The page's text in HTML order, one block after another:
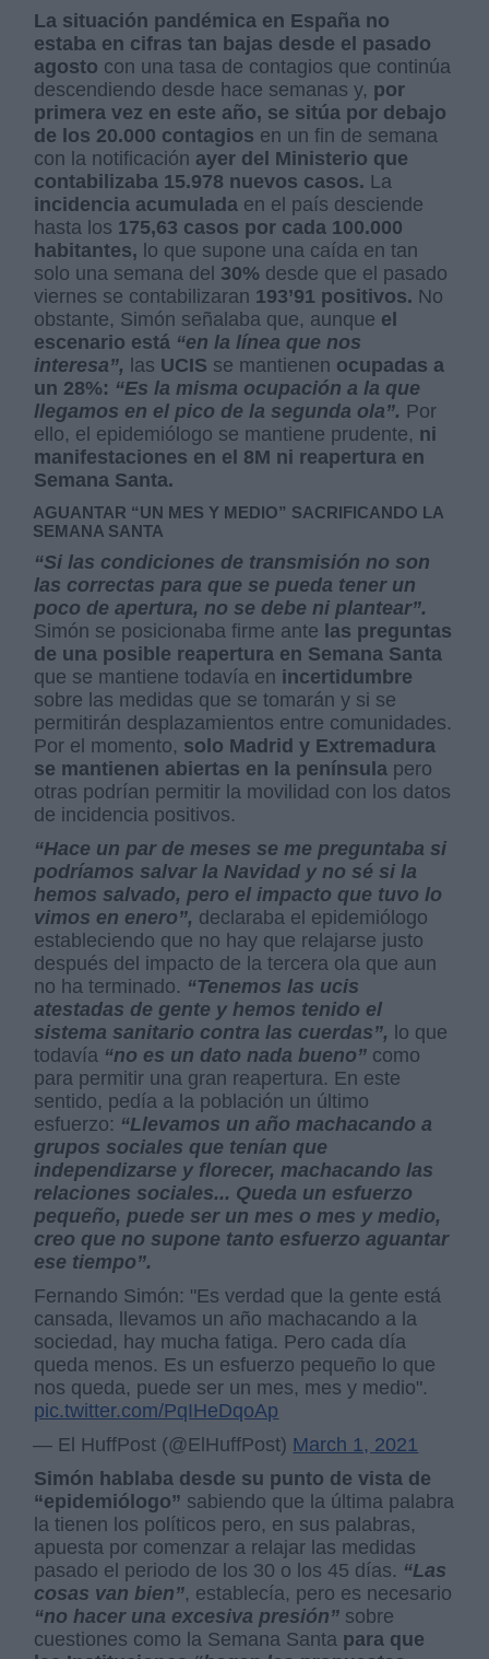
La situación pandémica en España no
estaba en cifras tan bajas desde el pasado
agosto con una tasa de contagios que continúa
descendiendo desde hace semanas y, por
primera vez en este año, se sitúa por debajo
de los 20.000 contagios en un fin de semana
con la notificación ayer del Ministerio que
contabilizaba 15.978 nuevos casos. La
incidencia acumulada en el país desciende
hasta los 175,63 casos por cada 100.000
habitantes, lo que supone una caída en tan
solo una semana del 30% desde que el pasado
viernes se contabilizaran 193’91 positivos. No
obstante, Simón señalaba que, aunque el
escenario está “en la línea que nos
interesa”, las UCIS se mantienen ocupadas a
un 28%: “Es la misma ocupación a la que
llegamos en el pico de la segunda ola”. Por
ello, el epidemiólogo se mantiene prudente, ni
manifestaciones en el 8M ni reapertura en
Semana Santa.
AGUANTAR “UN MES Y MEDIO” SACRIFICANDO LA
SEMANA SANTA
“Si las condiciones de transmisión no son
las correctas para que se pueda tener un
poco de apertura, no se debe ni plantear”.
Simón se posicionaba firme ante las preguntas
de una posible reapertura en Semana Santa
que se mantiene todavía en incertidumbre
sobre las medidas que se tomarán y si se
permitirán desplazamientos entre comunidades.
Por el momento, solo Madrid y Extremadura
se mantienen abiertas en la península pero
otras podrían permitir la movilidad con los datos
de incidencia positivos.
“Hace un par de meses se me preguntaba si
podríamos salvar la Navidad y no sé si la
hemos salvado, pero el impacto que tuvo lo
vimos en enero”, declaraba el epidemiólogo
estableciendo que no hay que relajarse justo
después del impacto de la tercera ola que aun
no ha terminado. “Tenemos las ucis
atestadas de gente y hemos tenido el
sistema sanitario contra las cuerdas”, lo que
todavía “no es un dato nada bueno” como
para permitir una gran reapertura. En este
sentido, pedía a la población un último
esfuerzo: “Llevamos un año machacando a
grupos sociales que tenían que
independizarse y florecer, machacando las
relaciones sociales... Queda un esfuerzo
pequeño, puede ser un mes o mes y medio,
creo que no supone tanto esfuerzo aguantar
ese tiempo”.
Fernando Simón: "Es verdad que la gente está
cansada, llevamos un año machacando a la
sociedad, hay mucha fatiga. Pero cada día
queda menos. Es un esfuerzo pequeño lo que
nos queda, puede ser un mes, mes y medio".
pic.twitter.com/PqIHeDqoAp
— El HuffPost (@ElHuffPost) March 1, 2021
Simón hablaba desde su punto de vista de
“epidemiólogo” sabiendo que la última palabra
la tienen los políticos pero, en sus palabras,
apuesta por comenzar a relajar las medidas
pasado el periodo de los 30 o los 45 días. “Las
cosas van bien”, establecía, pero es necesario
“no hacer una excesiva presión” sobre
cuestiones como la Semana Santa para que